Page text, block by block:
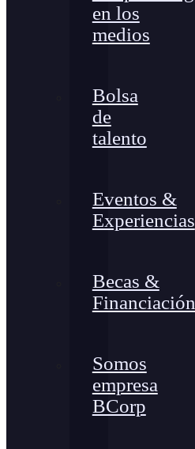
en los
medios
Bolsa
de
talento
Eventos &
Experiencias
Becas &
Financiación
Somos
empresa
BCorp